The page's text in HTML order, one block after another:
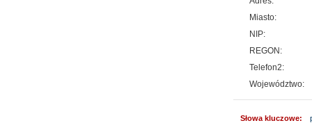
Rehabilitacja
o powrót do pełnej
nieinwazyjna. Wykonuje ją
Michałkowo. Oczywiście
Miasto:
NIP:
REGON:
Telefon2:
Województwo:
Słowa kluczowe: